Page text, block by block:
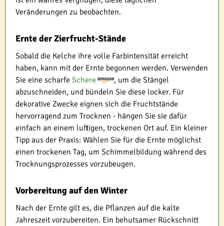
Veränderungen zu beobachten.
Ernte der Zierfrucht-Stände
Sobald die Kelche ihre volle Farbintensität erreicht
haben, kann mit der Ernte begonnen werden. Verwenden
Sie eine scharfe Schere
, um die Stängel
abzuschneiden, und bündeln Sie diese locker. Für
dekorative Zwecke eignen sich die Fruchtstände
hervorragend zum Trocknen - hängen Sie sie dafür
einfach an einem luftigen, trockenen Ort auf. Ein kleiner
Tipp aus der Praxis: Wählen Sie für die Ernte möglichst
einen trockenen Tag, um Schimmelbildung während des
Trocknungsprozesses vorzubeugen.
Vorbereitung auf den Winter
Nach der Ernte gilt es, die Pflanzen auf die kalte
Jahreszeit vorzubereiten. Ein behutsamer Rückschnitt